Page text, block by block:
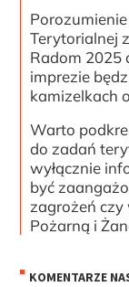
Terytorialnej
Radom 2025
imprezie
kamizelkach
Warto
do zadań
wyłącznie
być
zagrożeń czy
Pożarną i
KOMENTARZE